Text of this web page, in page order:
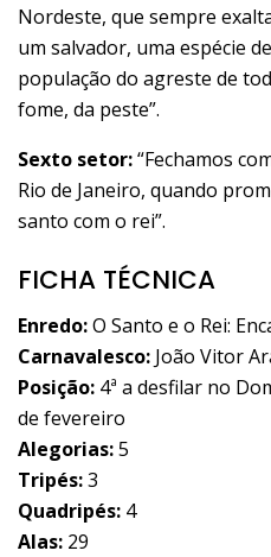
Nordeste, que sempre
um salvador, uma espécie
população do agreste de
fome, da peste”.
Sexto setor:“Fechamos
Rio de Janeiro, quando
santo com o rei”.
FICHA TÉCNICA
Enredo:O Santo e o Rei:
Carnavalesco: João Vitor
Posição: 4ª a desfilar no
de fevereiro
Alegorias:5
Tripés:3
Quadripés: 4
Alas: 29